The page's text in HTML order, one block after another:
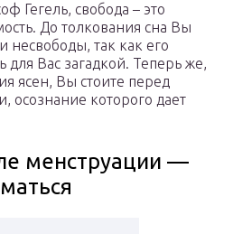
Гегель, свобода – это
До толкования сна Вы
несвободы, так как его
для Вас загадкой. Теперь же,
ясен, Вы стоите перед
осознание которого дает
менструации —